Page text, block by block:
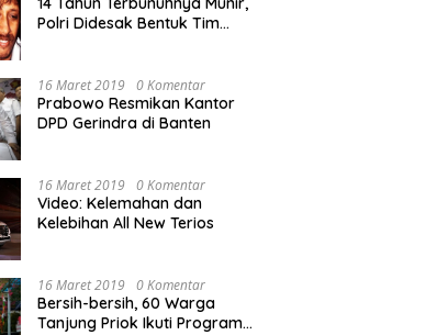
Polri Didesak Bentuk Tim
16 Maret 2019 0 Komentar
Prabowo Resmikan Kantor
DPD Gerindra di Banten
16 Maret 2019 0 Komentar
Video: Kelemahan dan
Kelebihan All New Terios
16 Maret 2019 0 Komentar
Bersih-bersih, 60 Warga
Tanjung Priok Ikuti Program